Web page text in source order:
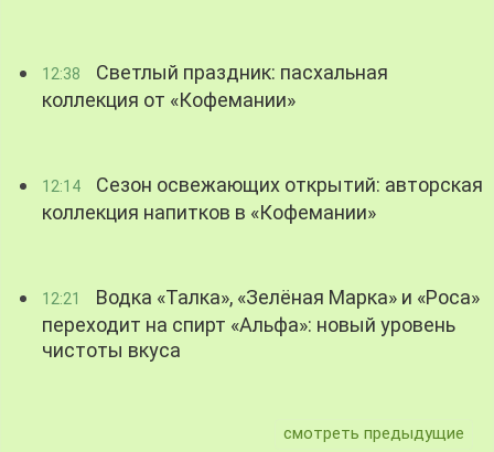
12:38
Светлый праздник: пасхальная
коллекция от «Кофемании»
12:14
Сезон освежающих открытий: авторская
коллекция напитков в «Кофемании»
12:21
Водка «Талка», «Зелёная Марка» и «Роса»
переходит на спирт «Альфа»: новый уровень
чистоты вкуса
смотреть предыдущие